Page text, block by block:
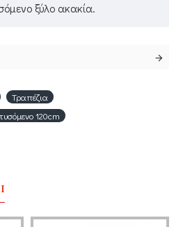
ξύλο ακακία.
Τραπέζια
120cm